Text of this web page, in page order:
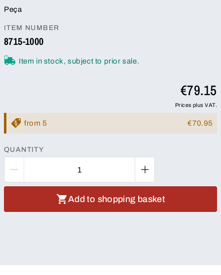
Peça
ITEM NUMBER
8715-1000
Item in stock, subject to prior sale.
€79.15
Prices plus VAT.
from 5 €70.95
QUANTITY
Add to shopping basket